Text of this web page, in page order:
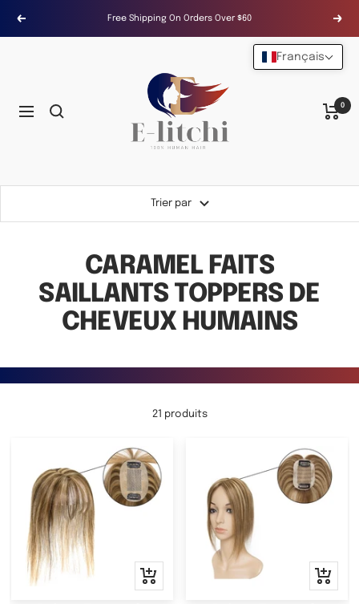
Précédent Free Shipping On Orders Over $60
Navigation
0
Trier par
CARAMEL FAITS
SAILLANTS TOPPERS DE
CHEVEUX HUMAINS
21 produits
Apercu
rapide
Apercu
rapide
Français